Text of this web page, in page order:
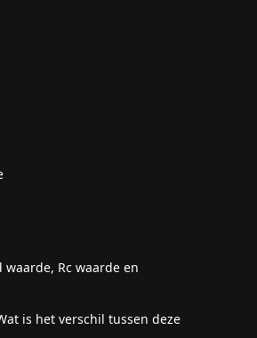
Rc waarde en
is het verschil tussen deze